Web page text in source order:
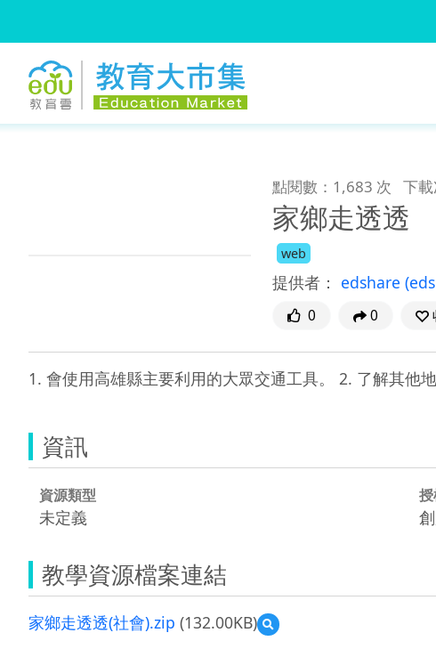
點閱數：1,683 次 下
家鄉走透透
web
提供者： edshare
0 0
1. 會使用高雄縣主要利用的大眾交通工具。 2. 了解其他
資訊
資源類型
未定義
教學資源檔案連結
家鄉走透透(社會).zip (132.00KB)
預
覽